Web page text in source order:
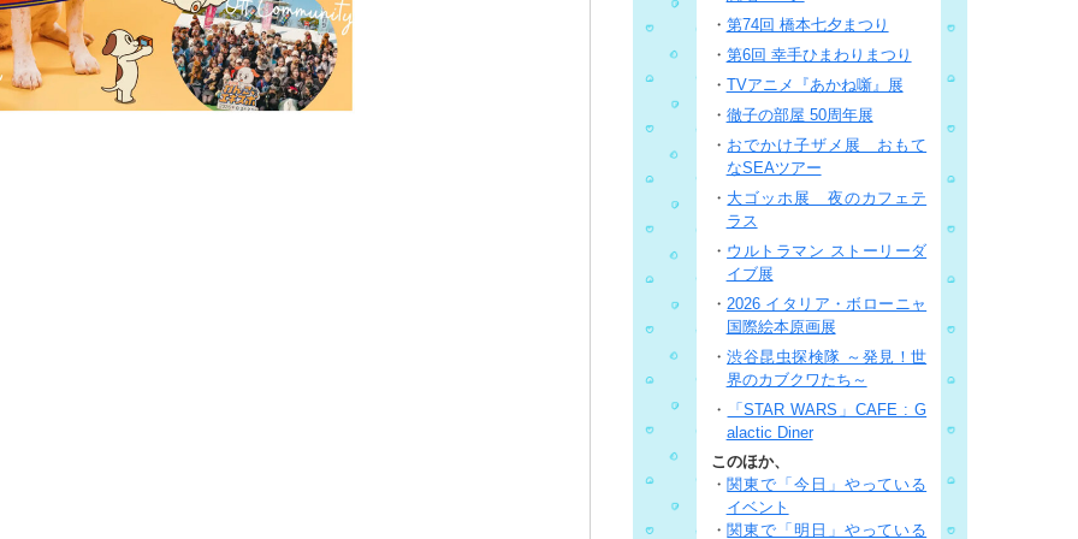
・ 第74回 橋本七夕まつり
・ 第6回 幸手ひまわりまつり
・ TVアニメ『あかね噺』展
・ 徹子の部屋 50周年展
・ おでかけ子ザメ展 おもて
なSEAツアー
・ 大ゴッホ展 夜のカフェテ
ラス
・ ウルトラマン ストーリーダ
イブ展
・ 2026 イタリア・ボローニャ
国際絵本原画展
・渋谷昆虫探検隊 ～発見！世
界のカブクワたち～
・
「STAR WARS」CAFE : G
alactic Diner
このほか、
・ 関東で「今日」やっている
イベント
・ 関東で「明日」やっている